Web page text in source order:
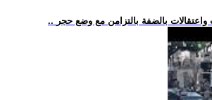
واعتقالات بالضفة بالتزامن مع وضع حجر